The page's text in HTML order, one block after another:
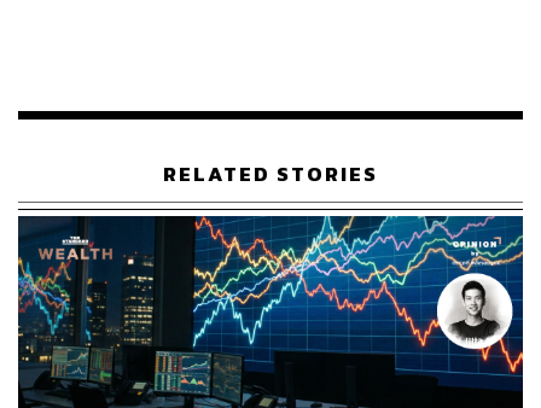
ของ TIDLOR ได้เลือกวิธีจัดสรรแบบ Small Lot First
เนื่องจากต้องการให้ประชาชนโดยทั่วไปมีโอกาสเข้าถึง
ความเป็นเจ้าของหุ้น TIDLOR ด้วย
โดย TIDLOR เสนอขายหุ้นสามัญไม่เกิน 907.42 ล้านหุ้น มา
จากหุ้นสามัญเพิ่มทุนใหม่ ไม่เกิน 210.81 ล้านหุ้น และหุ้น
สามัญเดิม ไม่เกิน 696.61 ล้านหุ้น ซึ่งมาจากผู้ถือหุ้นเดิมคือ
ธนาคารกรุงศรีอยุธยา ไม่เกิน 284.14 ล้านหุ้น และจาก Siam
Asia Credit Access ไม่เกิน 412.46 ล้านหุ้น
RELATED STORIES